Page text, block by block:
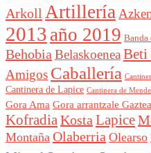
Arkoll Artillería
2013 año 2019 Banda
Behobia Belaskoenea Beti
Amigos Caballería
Cantinera de Lapice Cantinera de
Gora Ama Gora arrantzale
Kofradia Kosta Lapice
Montaña Olaberria Olearso